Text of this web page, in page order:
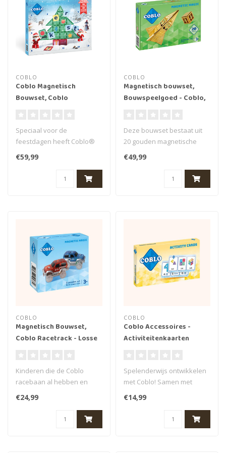
COBLO
Coblo Magnetisch
Bouwset, Coblo
Speciaal voor de
feestdagen heeft Coblo®
een fantastische
adventskalender ontwi..
€59,99
COBLO
Magnetisch bouwset,
Bouwspeelgoed - Coblo,
Deze bouwset bestaat uit
20 gouden magnetische
bouwblokken in
verschillende vorm..
€49,99
COBLO
Magnetisch Bouwset,
Coblo Racetrack - Losse
Kinderen die de Coblo
racebaan al hebben en
graag nog meer auto’s over
de baan..
€24,99
COBLO
Coblo Accessoires -
Activiteitenkaarten
Spelenderwijs ontwikkelen
met Coblo! Samen met
enkele leerkrachten
basisonderwij..
€14,99